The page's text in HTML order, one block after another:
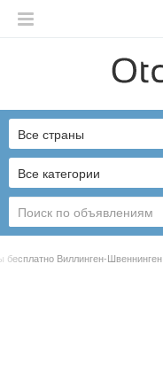
English
Русский
Українська
Все категории
Все страны
Виллинген-Швеннинген